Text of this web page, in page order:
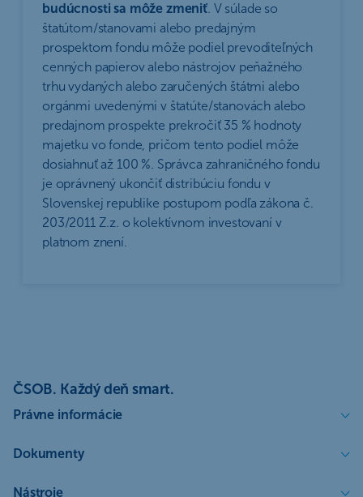
budúcnosti sa môže zmeniť. V súlade so
štatútom/stanovami alebo predajným
prospektom fondu môže podiel prevoditeľných
cenných papierov alebo nástrojov peňažného
trhu vydaných alebo zaručených štátmi alebo
orgánmi uvedenými v štatúte/stanovách alebo
predajnom prospekte prekročiť 35 % hodnoty
majetku vo fonde, pričom tento podiel môže
dosiahnuť až 100 %. Správca zahraničného fondu
je oprávnený ukončiť distribúciu fondu v
Slovenskej republike postupom podľa zákona č.
203/2011 Z.z. o kolektívnom investovaní v
platnom znení.
ČSOB. Každý deň smart.
Právne informácie
Dokumenty
Nástroje